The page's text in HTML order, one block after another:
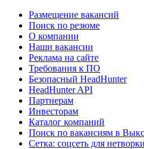
Размещение вакансий
Поиск по резюме
О компании
Наши вакансии
Реклама на сайте
Требования к ПО
Безопасный HeadHunter
HeadHunter API
Партнерам
Инвесторам
Каталог компаний
Поиск по вакансиям в
Сетка: соцсеть для